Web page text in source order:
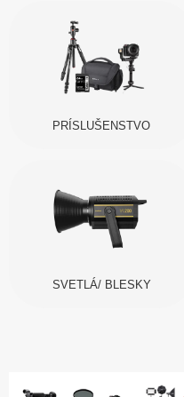
PRÍSLUŠENSTVO
SVETLÁ/ BLESKY